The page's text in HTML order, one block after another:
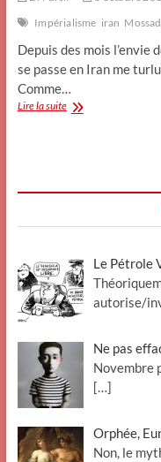
Impérialisme iran
Depuis des mois l’envie
se passe en Iran me
Comme…
Lire la suiteUn
Le Pétrole
autorise/
Ne pas
Novembre
[…]
Orphée,
Non, le